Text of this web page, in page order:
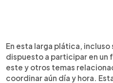
En esta larga plática,
dispuesto a participar en un
este y otros temas
coordinar aún día y hora.